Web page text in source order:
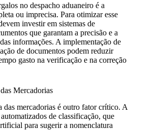
no despacho aduaneiro é a
ou imprecisa. Para otimizar esse
investir em sistemas de
que garantam a precisão e a
informações. A implementação de
de documentos podem reduzir
gasto na verificação e na correção
Mercadorias
das mercadorias é outro fator crítico. A
de classificação, que
para sugerir a nomenclatura